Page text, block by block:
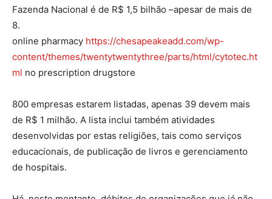
Fazenda Nacional é de R$ 1,5 bilhão –apesar de mais de
8.
online pharmacy https://chesapeakeadd.com/wp-
content/themes/twentytwentythree/parts/html/cytotec.ht
ml no prescription drugstore
800 empresas estarem listadas, apenas 39 devem mais
de R$ 1 milhão. A lista inclui também atividades
desenvolvidas por estas religiões, tais como serviços
educacionais, de publicação de livros e gerenciamento
de hospitais.